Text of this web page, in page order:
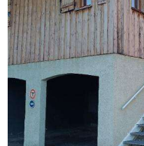
DPE E GES B
Montant estimé des
un usage standard entre
années 2021, 2022 et
Pour visiter et vous
contactez Aurelien